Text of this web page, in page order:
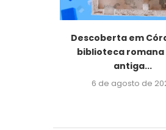
Descoberta em
biblioteca romana
antiga...
6 de agosto de